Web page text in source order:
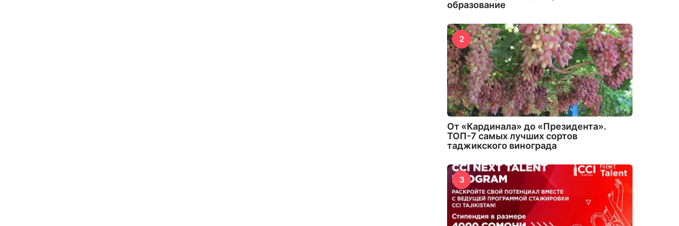
образование
2
От «Кардинала» до «Президента».
ТОП-7 самых лучших сортов
таджикского винограда
3